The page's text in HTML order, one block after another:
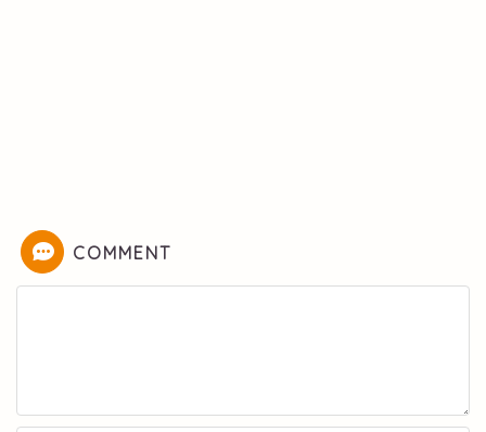
COMMENT